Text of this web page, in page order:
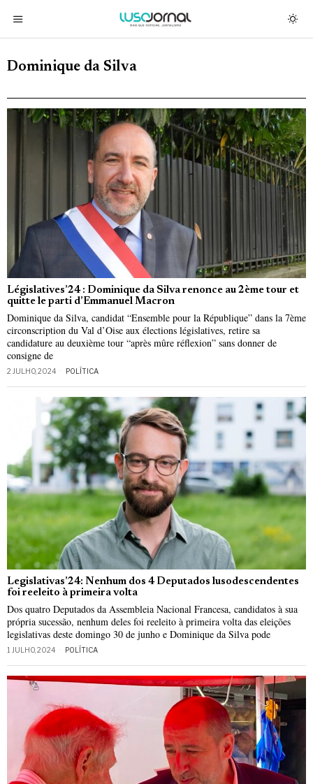
Dominique da Silva
Législatives’24 : Dominique da Silva renonce au 2ème tour et
quitte le parti d’Emmanuel Macron
Dominique da Silva, candidat “Ensemble pour la République” dans la 7ème
circonscription du Val d’Oise aux élections législatives, retire sa
candidature au deuxième tour “après mûre réflexion” sans donner de
consigne de
2 JULHO, 2024 POLÍTICA
Legislativas’24: Nenhum dos 4 Deputados lusodescendentes
foi reeleito à primeira volta
Dos quatro Deputados da Assembleia Nacional Francesa, candidatos à sua
própria sucessão, nenhum deles foi reeleito à primeira volta das eleições
legislativas deste domingo 30 de junho e Dominique da Silva pode
1 JULHO, 2024 POLÍTICA